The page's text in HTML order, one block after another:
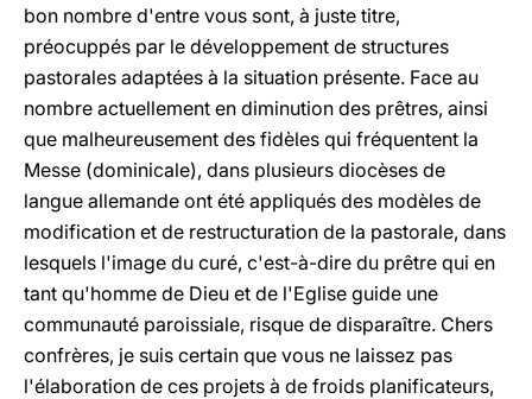
bon nombre d'entre vous sont, à juste titre,
préocuppés par le développement de structures
pastorales adaptées à la situation présente. Face au
nombre actuellement en diminution des prêtres, ainsi
que malheureusement des fidèles qui fréquentent la
Messe (dominicale), dans plusieurs diocèses de
langue allemande ont été appliqués des modèles de
modification et de restructuration de la pastorale, dans
lesquels l'image du curé, c'est-à-dire du prêtre qui en
tant qu'homme de Dieu et de l'Eglise guide une
communauté paroissiale, risque de disparaître. Chers
confrères, je suis certain que vous ne laissez pas
l'élaboration de ces projets à de froids planificateurs,